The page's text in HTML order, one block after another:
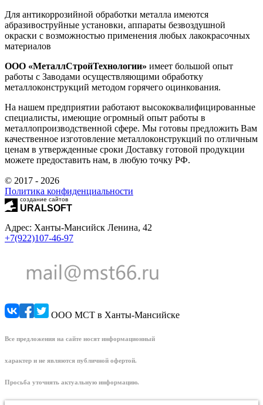
Для антикоррозийной обработки металла имеются
абразивоструйные установки, аппараты безвоздушной
окраски с возможностью применения любых лакокрасочных
материалов
ООО «МеталлСтройТехнологии» имеет большой опыт
работы с Заводами осуществляющими обработку
металлоконструкций методом горячего оцинкования.
На нашем предприятии работают высококвалифицированные
специалисты, имеющие огромный опыт работы в
металлопроизводственной сфере. Мы готовы предложить Вам
качественное изготовление металлоконструкций по отличным
ценам в утвержденные сроки Доставку готовой продукции
можете предоставить нам, в любую точку РФ.
© 2017 - 2026
Политика конфиденциальности
создание сайтов
URALSOFT
Адрес: Ханты-Мансийск Ленина, 42
+7(922)107-46-97
ООО МСТ в Ханты-Мансийске
Все предложения на сайте носят информационный
характер и не являются публичной офертой.
Просьба уточнять актуальную информацию.